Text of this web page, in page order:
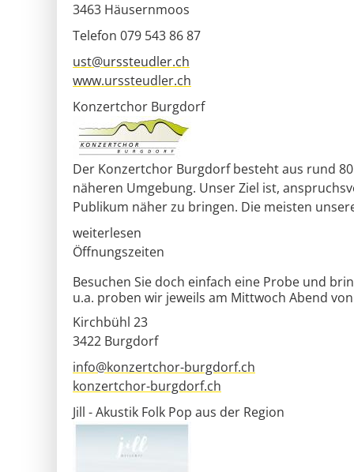
3463 Häusernmoos
Telefon 079 543 86 87
ust@urssteudler.ch
www.urssteudler.ch
Konzertchor Burgdorf
Der Konzertchor Burgdorf besteht aus rund
näheren Umgebung. Unser Ziel ist,
Publikum näher zu bringen. Die meisten
weiterlesen
Öffnungszeiten
Besuchen Sie doch einfach eine Probe und
u.a. proben wir jeweils am Mittwoch Abend
Kirchbühl 23
3422 Burgdorf
info@konzertchor-burgdorf.ch
konzertchor-burgdorf.ch
Jill - Akustik Folk Pop aus der Region